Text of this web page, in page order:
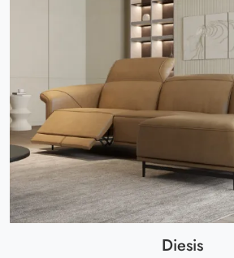
Diesis